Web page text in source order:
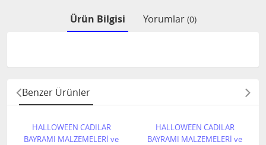
Ürün Bilgisi Yorumlar (0)
Benzer Ürünler
HALLOWEEN CADILAR
BAYRAMI MALZEMELERİ ve
HALLOWEEN CADILAR
BAYRAMI MALZEMELERİ ve